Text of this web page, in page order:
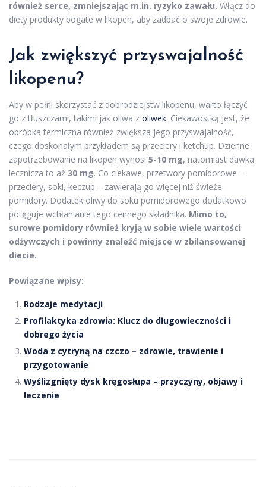
również serce, zmniejszając m.in. ryzyko zawału. Włącz do
diety produkty bogate w likopen, aby zadbać o swoje zdrowie.
Jak zwiększyć przyswajalność
likopenu?
Aby w pełni skorzystać z dobrodziejstw likopenu, warto łączyć
go z tłuszczami, takimi jak oliwa z oliwek. Ciekawostką jest, że
obróbka termiczna również zwiększa jego przyswajalność,
czego doskonałym przykładem są przeciery i ketchup. Dzienne
zapotrzebowanie na likopen wynosi 5-10 mg, natomiast dawka
lecznicza to aż 30 mg. Co ciekawe, przetwory pomidorowe –
przeciery, soki, keczup – zawierają go więcej niż świeże
pomidory. Dodatek oliwy do soku pomidorowego dodatkowo
potęguje wchłanianie tego cennego składnika. Mimo to,
surowe pomidory również kryją w sobie wiele wartości
odżywczych i powinny znaleźć miejsce w zbilansowanej
diecie.
Powiązane wpisy:
Rodzaje medytacji
Profilaktyka zdrowia: Klucz do długowieczności i
dobrego życia
Woda z cytryną na czczo – zdrowie, trawienie i
przygotowanie
Wyślizgnięty dysk kręgosłupa – przyczyny, objawy i
leczenie